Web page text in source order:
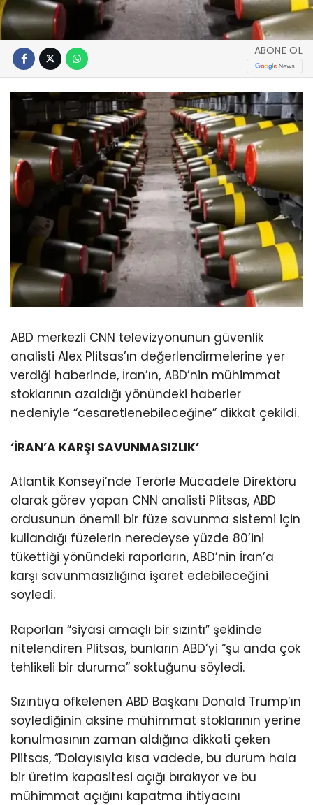
ABONE OL
ABD merkezli CNN televizyonunun güvenlik
analisti Alex Plitsas’ın değerlendirmelerine yer
verdiği haberinde, İran’ın, ABD’nin mühimmat
stoklarının azaldığı yönündeki haberler
nedeniyle “cesaretlenebileceğine” dikkat çekildi.
‘İRAN’A KARŞI SAVUNMASIZLIK’
Atlantik Konseyi’nde Terörle Mücadele Direktörü
olarak görev yapan CNN analisti Plitsas, ABD
ordusunun önemli bir füze savunma sistemi için
kullandığı füzelerin neredeyse yüzde 80’ini
tükettiği yönündeki raporların, ABD’nin İran’a
karşı savunmasızlığına işaret edebileceğini
söyledi.
Raporları “siyasi amaçlı bir sızıntı” şeklinde
nitelendiren Plitsas, bunların ABD’yi “şu anda çok
tehlikeli bir duruma” soktuğunu söyledi.
Sızıntıya öfkelenen ​​​​​​​ABD Başkanı Donald Trump’ın
söylediğinin aksine mühimmat stoklarının yerine
konulmasının zaman aldığına dikkati çeken
Plitsas, “Dolayısıyla kısa vadede, bu durum hala
bir üretim kapasitesi açığı bırakıyor ve bu
mühimmat açığını kapatma ihtiyacını